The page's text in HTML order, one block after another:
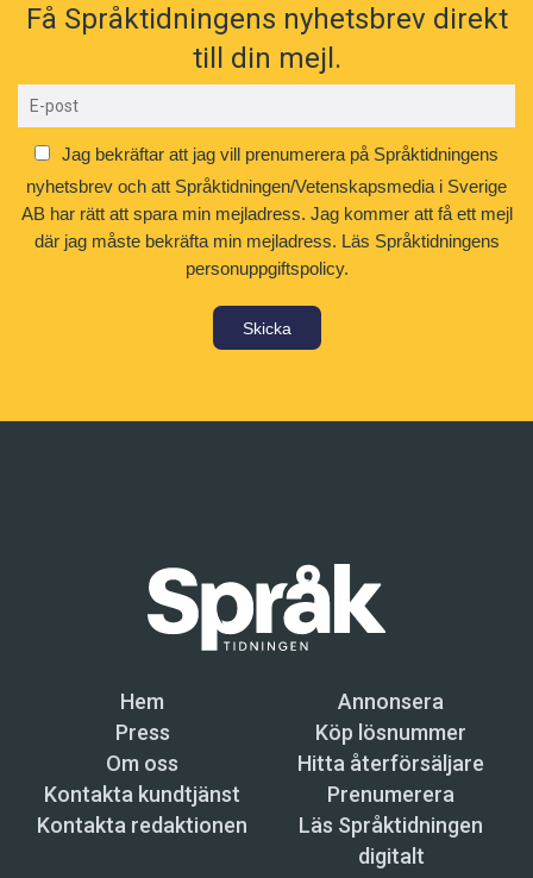
Få Språktidningens nyhetsbrev direkt
till din mejl.
Jag bekräftar att jag vill prenumerera på Språktidningens
nyhetsbrev och att Språktidningen/Vetenskapsmedia i Sverige
AB har rätt att spara min mejladress. Jag kommer att få ett mejl
där jag måste bekräfta min mejladress. Läs Språktidningens
personuppgiftspolicy.
Skicka
Hem
Annonsera
Press
Köp lösnummer
Om oss
Hitta återförsäljare
Kontakta kundtjänst
Prenumerera
Kontakta redaktionen
Läs Språktidningen
digitalt